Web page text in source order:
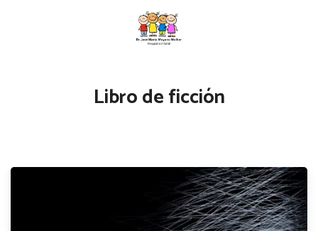
Libro de ficción